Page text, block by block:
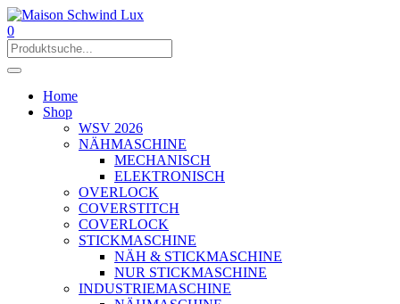
0
Home
Shop
WSV 2026
NÄHMASCHINE
MECHANISCH
ELEKTRONISCH
OVERLOCK
COVERSTITCH
COVERLOCK
STICKMASCHINE
NÄH & STICKMASCHINE
NUR STICKMASCHINE
INDUSTRIEMASCHINE